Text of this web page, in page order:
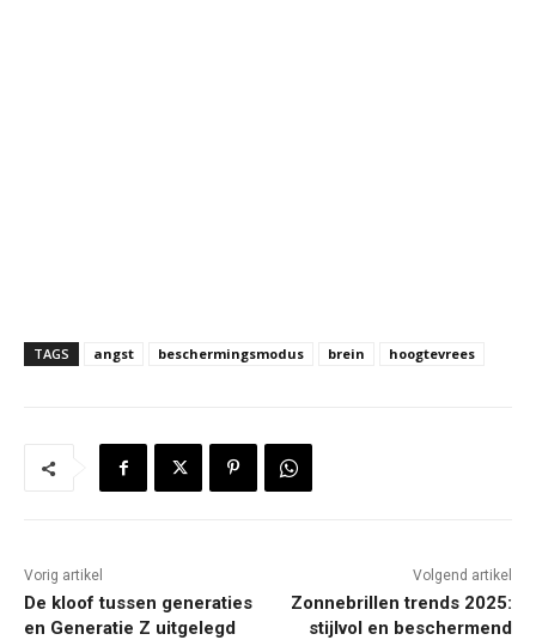
TAGS angst beschermingsmodus brein hoogtevrees
Vorig artikel
De kloof tussen generaties
en Generatie Z uitgelegd
Volgend artikel
Zonnebrillen trends 2025:
stijlvol en beschermend